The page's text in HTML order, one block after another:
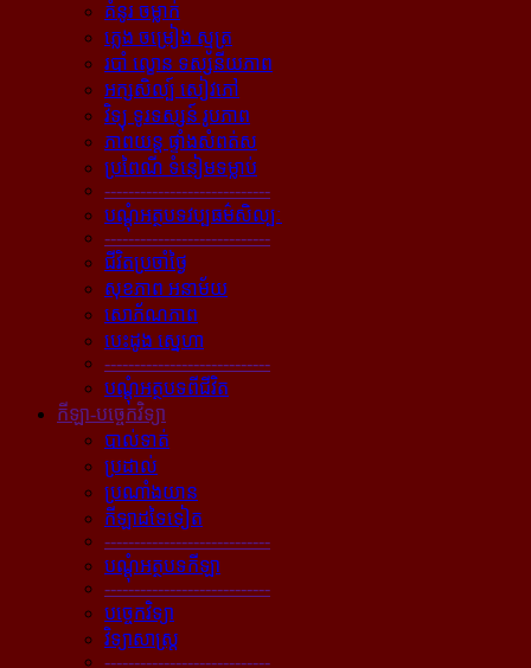
គំនូរ ចម្លាក់
ភ្លេង ចម្រៀង ស្មូត្រ
របាំ ល្ខោន ទស្សនីយភាព
អក្សសិល្ប៍ សៀវភៅ
វិទ្យុ ទូរទស្សន៍ រូបភាព
ភាពយន្ដ ផ្ទាំងសំពត់ស
ប្រពៃណី ទំនៀមទម្លាប់
----------------------------
បណ្ដុំអត្ថបទវប្បធម៌សិល្បៈ
----------------------------
ជីវិតប្រចាំថ្ងៃ
សុខភាព អនាម័យ
សោភ័ណភាព
បេះដូង ស្នេហា
----------------------------
បណ្ដុំអត្ថបទពីជីវិត
កីឡា-បច្ចេកវិទ្យា
បាល់ទាត់
ប្រដាល់
ប្រណាំងយាន
កីឡាដទៃទៀត
----------------------------
បណ្ដុំអត្ថបទកីឡា
----------------------------
បច្ចេកវិទ្យា
វិទ្យាសាស្ត្រ
----------------------------